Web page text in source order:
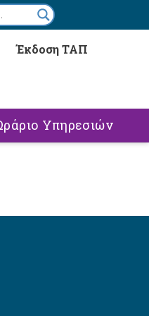
Έκδοση ΤΑΠ
Υπηρεσιών